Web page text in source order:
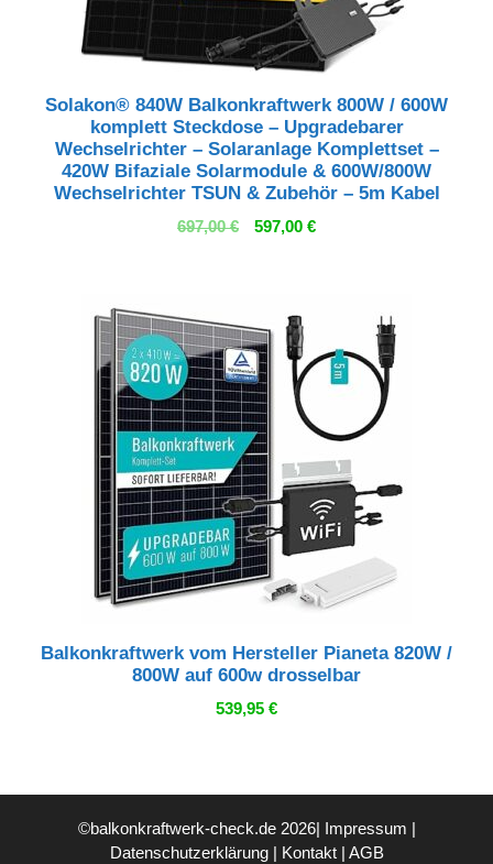
Solakon® 840W Balkonkraftwerk 800W / 600W
komplett Steckdose – Upgradebarer
Wechselrichter – Solaranlage Komplettset –
420W Bifaziale Solarmodule & 600W/800W
Wechselrichter TSUN & Zubehör – 5m Kabel
697,00€
Ursprünglicher
597,00 €Aktueller
Balkonkraftwerk vom Hersteller Pianeta 820W /
800W auf 600w drosselbar
539,95 €
©balkonkraftwerk-check.de 2026| Impressum |
Datenschutzerklärung| Kontakt| AGB